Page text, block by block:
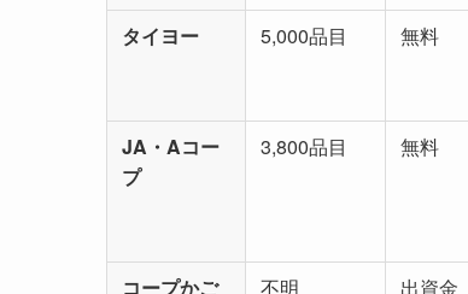
タイヨー 5,000品目 無料
JA・Aコー
プ
3,800品目 無料
コープかご
不明
出資金